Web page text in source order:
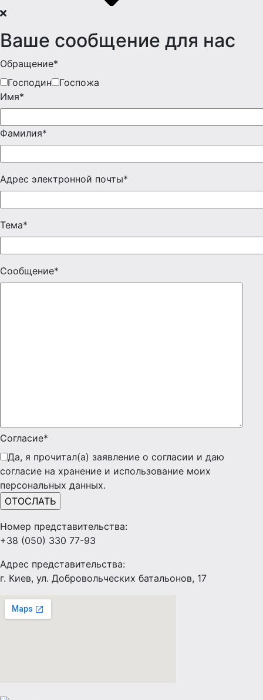
Ваше сообщение для нас
Обращение*
Господин
Госпожа
Имя*
Фамилия*
Адрес электронной почты*
Тема*
Сообщение*
Согласие*
Да, я прочитал(а) заявление о согласии и даю
согласие на хранение и использование моих
персональных данных.
Номер представительства:
+38 (050) 330 77-93
Адрес представительства:
г. Киев, ул. Добровольческих батальонов, 17